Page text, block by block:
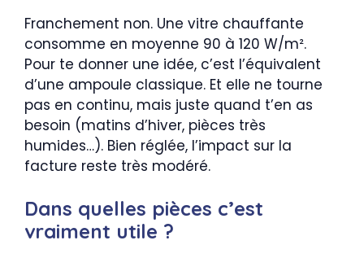
Franchement non. Une vitre chauffante
consomme en moyenne 90 à 120 W/m².
Pour te donner une idée, c’est l’équivalent
d’une ampoule classique. Et elle ne tourne
pas en continu, mais juste quand t’en as
besoin (matins d’hiver, pièces très
humides…). Bien réglée, l’impact sur la
facture reste très modéré.
Dans quelles pièces c’est
vraiment utile ?